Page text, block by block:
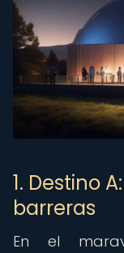
1. Destino
barreras
En el